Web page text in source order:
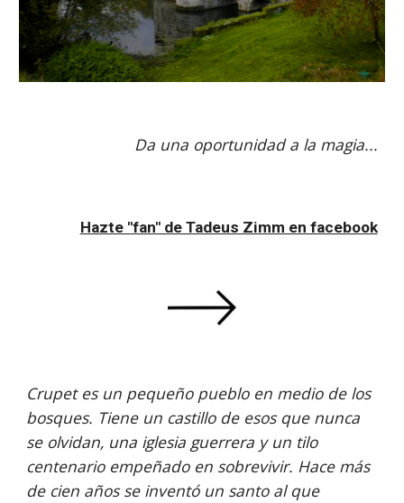
Da una oportunidad a la magia...
Hazte "fan" de Tadeus Zimm en facebook
Crupet es un pequeño pueblo en medio de los
bosques. Tiene un castillo de esos que nunca
se olvidan, una iglesia guerrera y un tilo
centenario empeñado en sobrevivir. Hace más
de cien años se inventó un santo al que